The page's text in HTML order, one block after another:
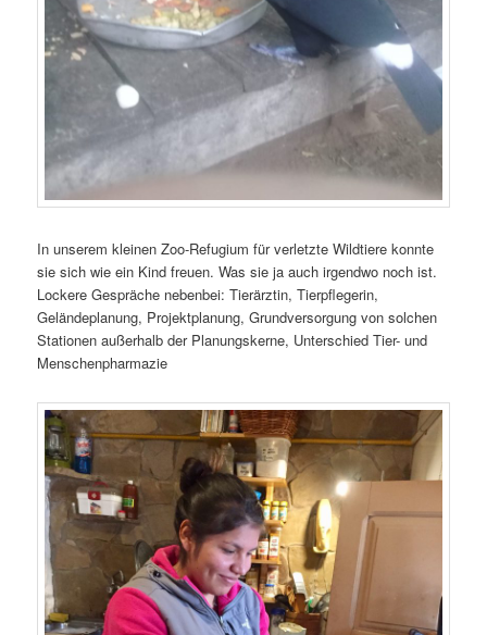
In unserem kleinen Zoo-Refugium für verletzte Wildtiere konnte
sie sich wie ein Kind freuen. Was sie ja auch irgendwo noch ist.
Lockere Gespräche nebenbei: Tierärztin, Tierpflegerin,
Geländeplanung, Projektplanung, Grundversorgung von solchen
Stationen außerhalb der Planungskerne, Unterschied Tier- und
Menschenpharmazie